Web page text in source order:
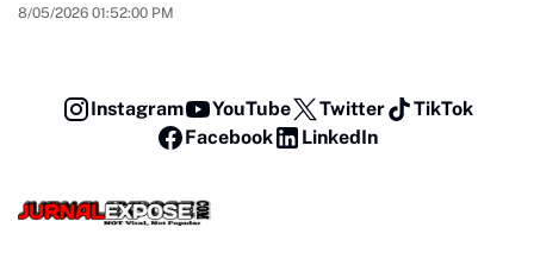
8/05/2026 01:52:00 PM
Instagram YouTube Twitter
TikTok
Facebook
LinkedIn